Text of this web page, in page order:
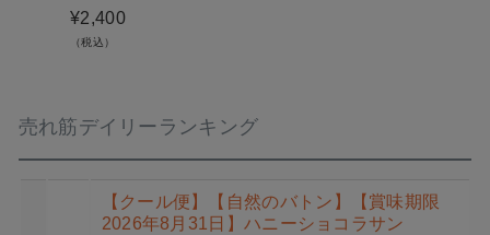
¥2,400
（税込）
売れ筋デイリーランキング
【クール便】【自然のバトン】【賞味期限
2026年8月31日】ハニーショコラサン